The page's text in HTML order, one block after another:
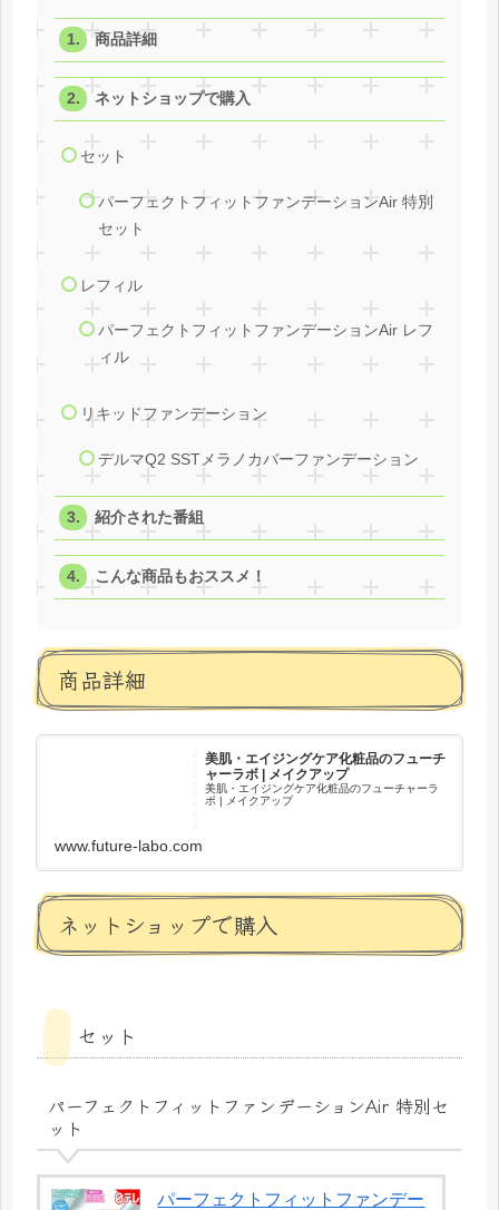
商品詳細
ネットショップで購入
セット
パーフェクトフィットファンデーションAir 特別
セット
レフィル
パーフェクトフィットファンデーションAir レフ
ィル
リキッドファンデーション
デルマQ2 SSTメラノカバーファンデーション
紹介された番組
こんな商品もおススメ！
商品詳細
美肌・エイジングケア化粧品のフューチ
ャーラボ | メイクアップ
美肌・エイジングケア化粧品のフューチャーラ
ボ | メイクアップ
www.future-labo.com
ネットショップで購入
セット
パーフェクトフィットファンデーションAir 特別セ
ット
パーフェクトフィットファンデー